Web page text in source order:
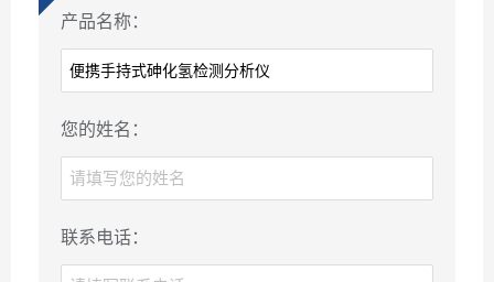
产品名称：
您的姓名：
联系电话：